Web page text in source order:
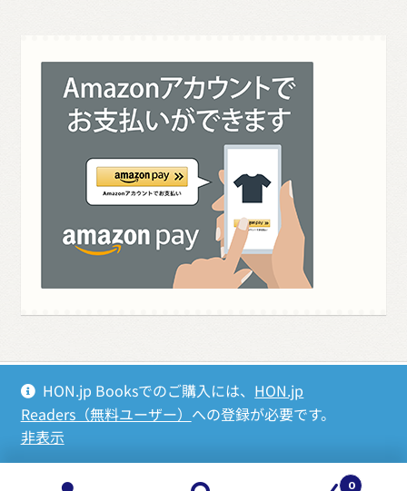
HON.jp Booksでのご購入には、 HON.jp
Readers（無料ユーザー） への登録が必要です。
非表示
©HON.jp
0